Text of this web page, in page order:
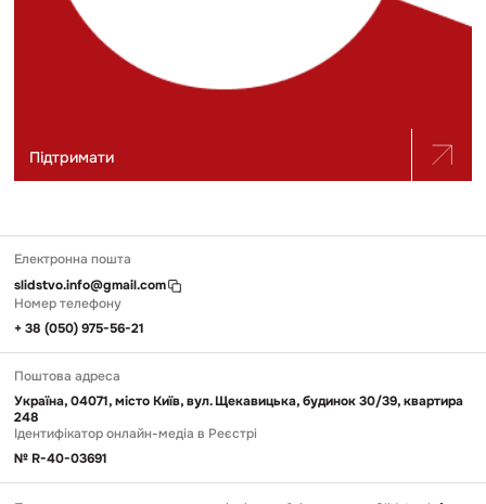
Підтримати
Електронна пошта
slidstvo.info@gmail.com
Номер телефону
+ 38 (050) 975-56-21
Поштова адреса
Україна, 04071, місто Київ, вул. Щекавицька, будинок 30/39, квартира
248
Ідентифікатор онлайн-медіа в Реєстрі
№ R-40-03691